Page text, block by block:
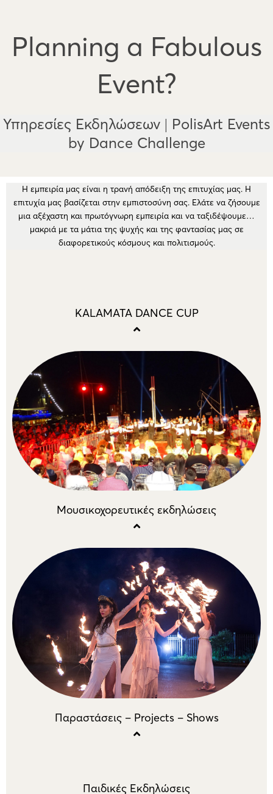
Planning a Fabulous
Event?
Υπηρεσίες Εκδηλώσεων | PolisArt Events
by Dance Challenge
Η εμπειρία μας είναι η τρανή απόδειξη της επιτυχίας μας. Η
επιτυχία μας βασίζεται στην εμπιστοσύνη σας. Ελάτε να ζήσουμε
μια αξέχαστη και πρωτόγνωρη εμπειρία και να ταξιδέψουμε…
μακριά με τα μάτια της ψυχής και της φαντασίας μας σε
διαφορετικούς κόσμους και πολιτισμούς.
KALAMATA DANCE CUP
Μουσικοχορευτικές εκδηλώσεις
Παραστάσεις – Projects – Shows
Παιδικές Εκδηλώσεις